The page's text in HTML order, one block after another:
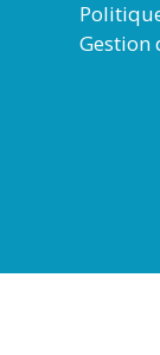
Gestion